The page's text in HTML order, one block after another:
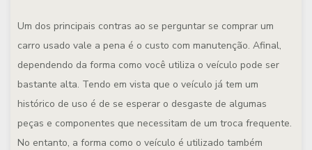
Um dos principais contras ao se perguntar se comprar um
carro usado vale a pena é o custo com manutenção. Afinal,
dependendo da forma como você utiliza o veículo pode ser
bastante alta. Tendo em vista que o veículo já tem um
histórico de uso é de se esperar o desgaste de algumas
peças e componentes que necessitam de um troca frequente.
No entanto, a forma como o veículo é utilizado também